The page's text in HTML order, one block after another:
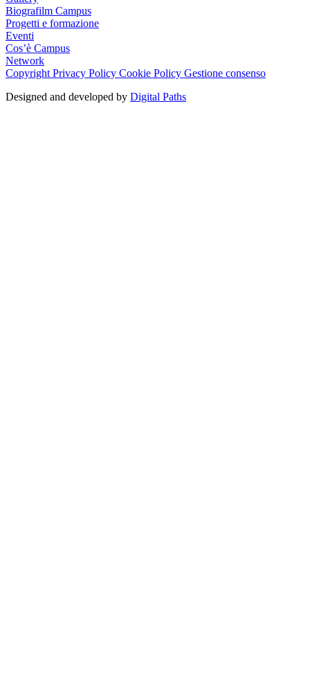
Biografilm Campus
Progetti e formazione
Eventi
Cos’è Campus
Network
Copyright Privacy Policy Cookie Policy Gestione consenso
Designed and developed by Digital Paths